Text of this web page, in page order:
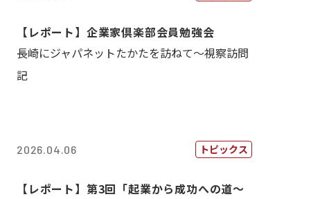
【レポート】企業家倶楽部会員勉強会
長崎にジャパネットたかたを訪ねて～視察訪問
記
2026.04.06 トピックス
【レポート】第3回「起業から成功への道～